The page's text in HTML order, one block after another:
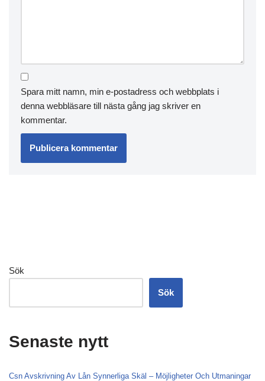
Spara mitt namn, min e-postadress och webbplats i
denna webbläsare till nästa gång jag skriver en
kommentar.
Sök
Sök
Senaste nytt
Csn Avskrivning Av Lån Synnerliga Skäl – Möjligheter Och Utmaningar